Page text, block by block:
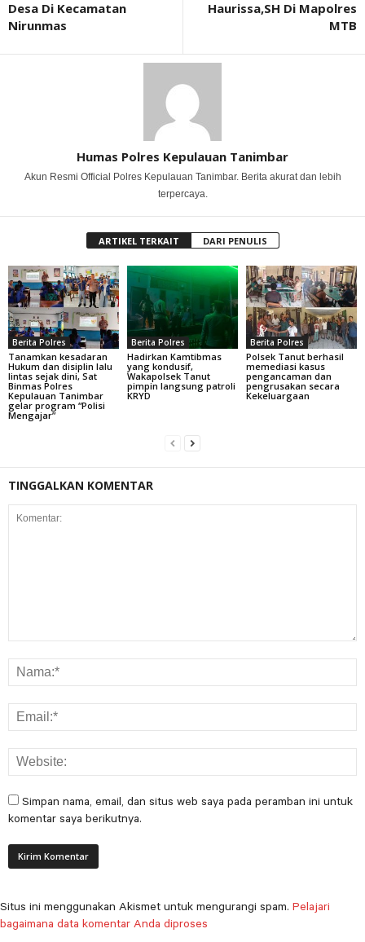
Desa Di Kecamatan
Nirunmas
Haurissa,SH Di Mapolres
MTB
Humas Polres Kepulauan Tanimbar
Akun Resmi Official Polres Kepulauan Tanimbar. Berita akurat dan lebih
terpercaya.
ARTIKEL TERKAIT DARI PENULIS
Berita Polres
Tanamkan kesadaran
Hukum dan disiplin lalu
lintas sejak dini, Sat
Binmas Polres
Kepulauan Tanimbar
gelar program “Polisi
Mengajar”
Berita Polres
Hadirkan Kamtibmas
yang kondusif,
Wakapolsek Tanut
pimpin langsung patroli
KRYD
Berita Polres
Polsek Tanut berhasil
memediasi kasus
pengancaman dan
pengrusakan secara
Kekeluargaan
TINGGALKAN KOMENTAR
Simpan nama, email, dan situs web saya pada peramban ini untuk
komentar saya berikutnya.
Situs ini menggunakan Akismet untuk mengurangi spam. Pelajari
bagaimana data komentar Anda diproses